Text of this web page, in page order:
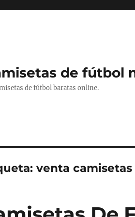
de fútbol
de fútbol baratas online.
venta